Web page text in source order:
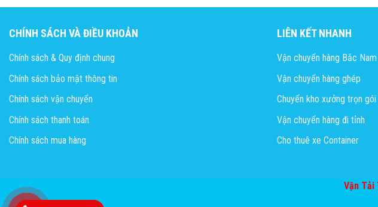
CHÍNH SÁCH VÀ ĐIỀU KHOẢN
Chính sách & Quy định chung
Chính sách bảo mật thông tin
Chính sách vận chuyển
Chính sách thanh toán
Chính sách mua hàng
LIÊN KẾT NHANH
Vận chuyển hàng Bắc Nam
Vận chuyển hàng ghép
Chuyển kho xưởng trọn gói
Vận chuyển hàng đi tỉnh
Cho thuê xe Container
Vận Tải